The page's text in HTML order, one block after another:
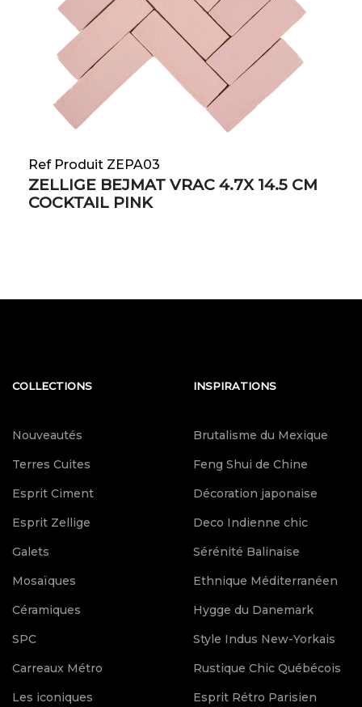
Ref Produit ZEPA03
ZELLIGE BEJMAT VRAC 4.7X 14.5 CM
COCKTAIL PINK
COLLECTIONS
Nouveautés
Terres Cuites
Esprit Ciment
Esprit Zellige
Galets
Mosaïques
Céramiques
SPC
Carreaux Métro
Les iconiques
INSPIRATIONS
Brutalisme du Mexique
Feng Shui de Chine
Décoration japonaise
Deco Indienne chic
Sérénité Balinaise
Ethnique Méditerranéen
Hygge du Danemark
Style Indus New-Yorkais
Rustique Chic Québécois
Esprit Rétro Parisien